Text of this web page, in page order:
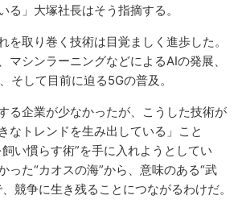
る」大塚社長はそう指摘する。
を取り巻く技術は目覚ましく進歩した。
マシンラーニングなどによるAIの発展、
そして目前に迫る5Gの普及。
る企業が少なかったが、こうした技術が
なトレンドを生み出している」こと
い慣らす術”を手に入れようとしてい
った“カオスの海”から、意味のある“武
競争に生き残ることにつながるわけだ。